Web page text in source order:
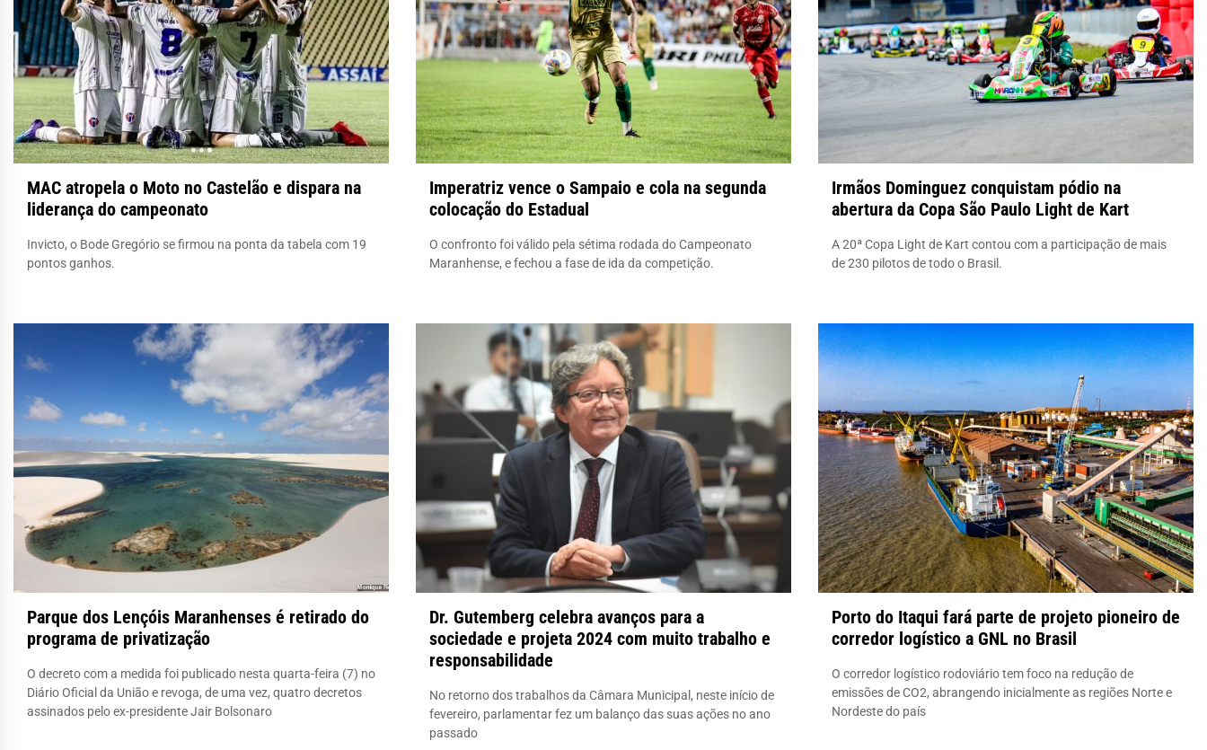
MAC atropela o Moto no Castelão e dispara na
liderança do campeonato
Invicto, o Bode Gregório se firmou na ponta da tabela com 19
pontos ganhos.
Imperatriz vence o Sampaio e cola na segunda
colocação do Estadual
O confronto foi válido pela sétima rodada do Campeonato
Maranhense, e fechou a fase de ida da competição.
Irmãos Dominguez conquistam pódio na
abertura da Copa São Paulo Light de Kart
A 20ª Copa Light de Kart contou com a participação de mais
de 230 pilotos de todo o Brasil.
Parque dos Lençóis Maranhenses é retirado do
programa de privatização
O decreto com a medida foi publicado nesta quarta-feira (7) no
Diário Oficial da União e revoga, de uma vez, quatro decretos
assinados pelo ex-presidente Jair Bolsonaro
Dr. Gutemberg celebra avanços para a
sociedade e projeta 2024 com muito trabalho e
responsabilidade
No retorno dos trabalhos da Câmara Municipal, neste início de
fevereiro, parlamentar fez um balanço das suas ações no ano
passado
Porto do Itaqui fará parte de projeto pioneiro de
corredor logístico a GNL no Brasil
O corredor logístico rodoviário tem foco na redução de
emissões de CO2, abrangendo inicialmente as regiões Norte e
Nordeste do país